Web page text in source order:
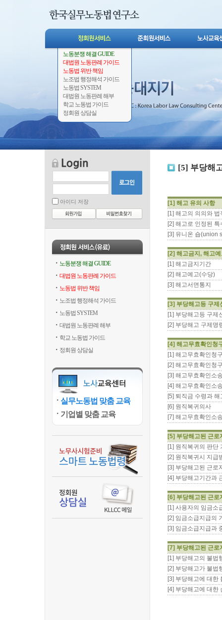
노동분쟁 해결 GUIDE
대법원 노동판례 가이드
노동법 위반 책임
노조법 행정해석 가이드
노동법 SYSTEM
대법원 노동판례 해부
학교 노동법 가이드
정회원 상담실
아이디 저장
노동분쟁 해결 GUIDE
대법원 노동판례 가이드
노동법 위반 책임
노조법 행정해석 가이드
노동법 SYSTEM
대법원 노동판례 해부
학교 노동법 가이드
정회원 상담실
실무노동법 맞춤 교육
기업별 맞춤 교육
[5] 부당해
[1] 해고 유의 사항
[1] 해고의 의의와 법
[2] 해고로 인정된 특
[3] 유니온 숍(union
[2] 해고금지, 해고
[1] 해고금지기간
[2] 해고예고(수당)
[3] 해고서면통지
[3] 부당해고등 구제
[1] 부당해고등 구제
[2] 부당해고 구제명
[4] 해고무효확인청
[1] 해고무효확인청
[2] 해고무효확인청
[3] 해고무효확인소
[4] 해고무효확인소
[5] 퇴직금 수령과
[6] 원직복귀의사
[7] 해고무효확인소
[5] 부당해고된 근로
[1] 원직복귀의 판단
[2] 원직복귀시 지급
[3] 부당해고된 근로
[4] 부당해고기간과
[6] 부당해고된 근로
[1] 사용자의 임금소
[2] 임금소급지급의
[3] 임금소급지급과
[7] 부당해고된 근로
[1] 부당해고의 불법
[2] 부당해고가 불법
[3] 부당해고에 대한
[4] 부당해고에 대한